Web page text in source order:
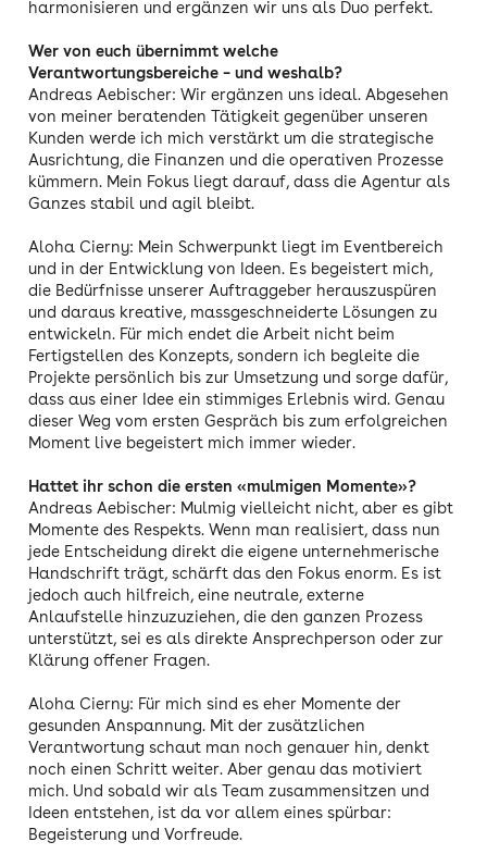
harmonisieren und ergänzen wir uns als Duo perfekt.
Wer von euch übernimmt welche
Verantwortungsbereiche – und weshalb?
Andreas Aebischer: Wir ergänzen uns ideal. Abgesehen
von meiner beratenden Tätigkeit gegenüber unseren
Kunden werde ich mich verstärkt um die strategische
Ausrichtung, die Finanzen und die operativen Prozesse
kümmern. Mein Fokus liegt darauf, dass die Agentur als
Ganzes stabil und agil bleibt.
Aloha Cierny: Mein Schwerpunkt liegt im Eventbereich
und in der Entwicklung von Ideen. Es begeistert mich,
die Bedürfnisse unserer Auftraggeber herauszuspüren
und daraus kreative, massgeschneiderte Lösungen zu
entwickeln. Für mich endet die Arbeit nicht beim
Fertigstellen des Konzepts, sondern ich begleite die
Projekte persönlich bis zur Umsetzung und sorge dafür,
dass aus einer Idee ein stimmiges Erlebnis wird. Genau
dieser Weg vom ersten Gespräch bis zum erfolgreichen
Moment live begeistert mich immer wieder.
Hattet ihr schon die ersten «mulmigen Momente»?
Andreas Aebischer: Mulmig vielleicht nicht, aber es gibt
Momente des Respekts. Wenn man realisiert, dass nun
jede Entscheidung direkt die eigene unternehmerische
Handschrift trägt, schärft das den Fokus enorm. Es ist
jedoch auch hilfreich, eine neutrale, externe
Anlaufstelle hinzuzuziehen, die den ganzen Prozess
unterstützt, sei es als direkte Ansprechperson oder zur
Klärung offener Fragen.
Aloha Cierny: Für mich sind es eher Momente der
gesunden Anspannung. Mit der zusätzlichen
Verantwortung schaut man noch genauer hin, denkt
noch einen Schritt weiter. Aber genau das motiviert
mich. Und sobald wir als Team zusammensitzen und
Ideen entstehen, ist da vor allem eines spürbar:
Begeisterung und Vorfreude.